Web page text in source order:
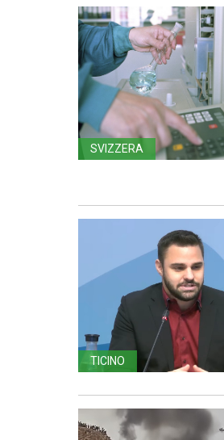
SVIZZERA
TICINO